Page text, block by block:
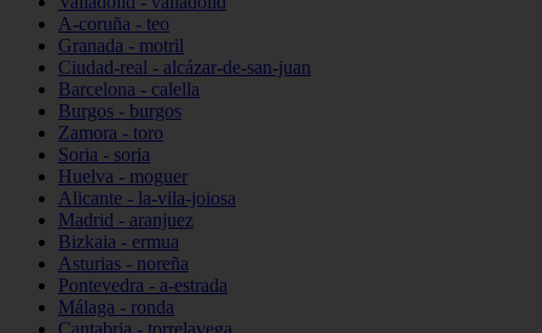
A-coruña - teo
Granada - motril
Ciudad-real - alcázar-de-san-juan
Barcelona - calella
Burgos - burgos
Zamora - toro
Soria - soria
Huelva - moguer
Alicante - la-vila-joiosa
Madrid - aranjuez
Bizkaia - ermua
Asturias - noreña
Pontevedra - a-estrada
Málaga - ronda
Cantabria - torrelavega